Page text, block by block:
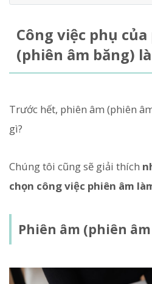
Công việc phụ
(phiên âm băng)
Trước hết, phiên âm (phiên
gì?
Chúng tôi cũng sẽ giải thích
chọn công việc phiên âm
Phiên âm (phiên